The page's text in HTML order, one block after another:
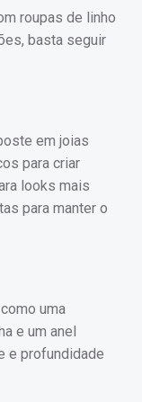
roupas de linho
basta seguir
em joias
para criar
looks mais
para manter o
uma
e um anel
e profundidade